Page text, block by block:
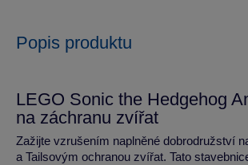
Popis produktu
LEGO Sonic the Hedgehog
na záchranu zvířat
Zažijte vzrušením naplněné dobrodružství
a Tailsovým ochranou zvířat. Tato